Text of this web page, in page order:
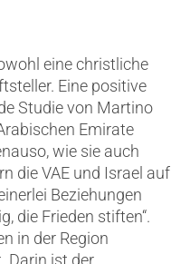
eine christliche
Eine positive
Studie von Martino
Emirate
wie sie auch
die VAE und Israel auf
Beziehungen
die Frieden stiften“.
in der Region
Darin ist der